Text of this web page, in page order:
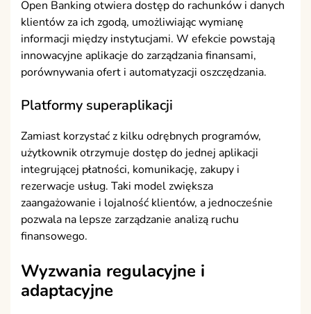
Open Banking otwiera dostęp do rachunków i danych
klientów za ich zgodą, umożliwiając wymianę
informacji między instytucjami. W efekcie powstają
innowacyjne aplikacje do zarządzania finansami,
porównywania ofert i automatyzacji oszczędzania.
Platformy superaplikacji
Zamiast korzystać z kilku odrębnych programów,
użytkownik otrzymuje dostęp do jednej aplikacji
integrującej płatności, komunikację, zakupy i
rezerwacje usług. Taki model zwiększa
zaangażowanie i lojalność klientów, a jednocześnie
pozwala na lepsze zarządzanie analizą ruchu
finansowego.
Wyzwania regulacyjne i
adaptacyjne